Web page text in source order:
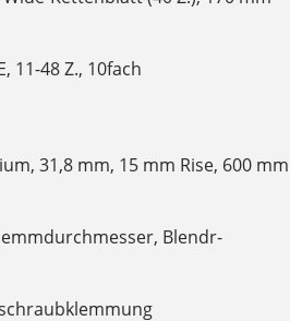
11-48 Z., 10fach
31,8 mm, 15 mm Rise, 600 mm
Blendr-